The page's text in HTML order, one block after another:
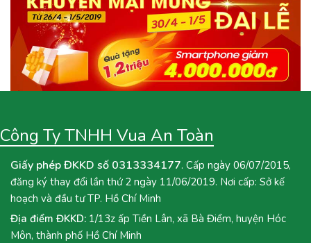
Công Ty TNHH Vua An Toàn
Giấy phép ĐKKD số 0313334177. Cấp ngày 06/07/2015,
đăng ký thay đổi lần thứ 2 ngày 11/06/2019. Nơi cấp: Sở kế
hoạch và đầu tư TP. Hồ Chí Minh
Địa điểm ĐKKD: 1/13z ấp Tiền Lân, xã Bà Điểm, huyện Hóc
Môn, thành phố Hồ Chí Minh